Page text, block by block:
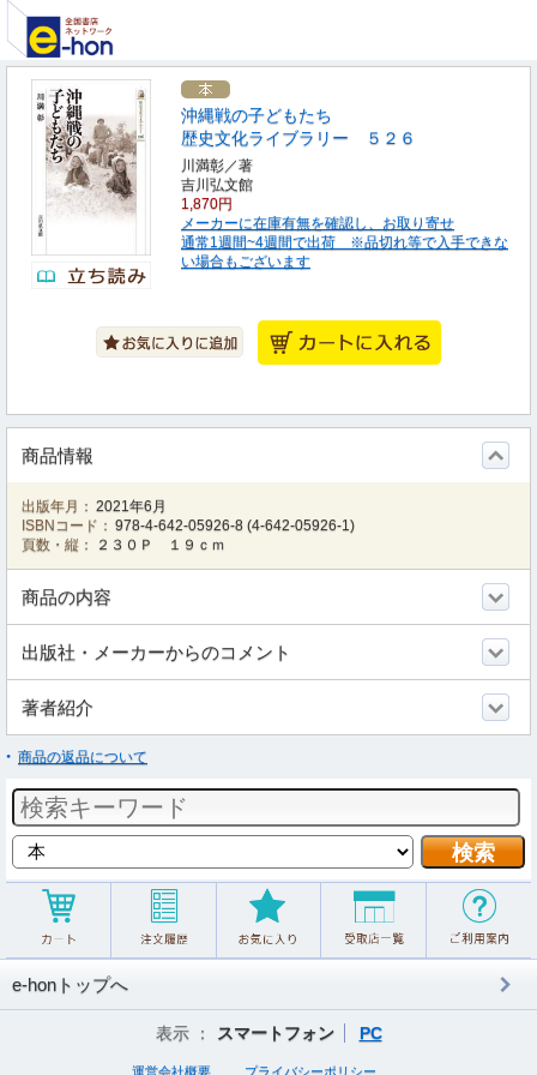
沖縄戦の子どもたち
歴史文化ライブラリー ５２６
川満彰／著
吉川弘文館
1,870円
メーカーに在庫有無を確認し、お取り寄せ
通常1週間~4週間で出荷 ※品切れ等で入手できな
い場合もございます
商品情報
出版年月： 2021年6月
ISBNコード： 978-4-642-05926-8 (4-642-05926-1)
頁数・縦：
２３０Ｐ １９ｃｍ
商品の内容
出版社・メーカーからのコメント
著者紹介
商品の返品について
e-honトップへ
表示 ： スマートフォン PC
運営会社概要 プライバシーポリシー